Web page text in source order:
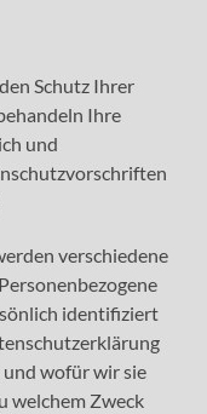
Schutz Ihrer
Ihre
und
verschiedene
identifiziert
wofür wir sie
welchem Zweck